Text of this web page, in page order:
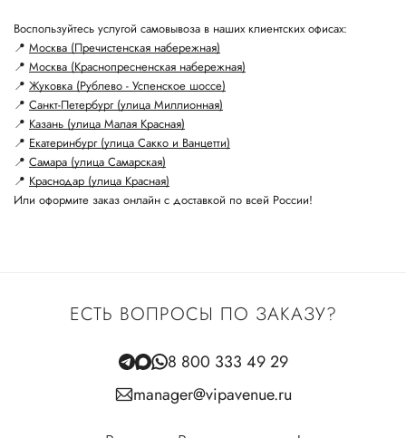
Воспользуйтесь услугой самовывоза в наших клиентских офисах:
📍 Москва (Пречистенская набережная)
📍 Москва (Краснопресненская набережная)
📍 Жуковка (Рублево - Успенское шоссе)
📍 Санкт-Петербург (улица Миллионная)
📍 Казань (улица Малая Красная)
📍 Екатеринбург (улица Сакко и Ванцетти)
📍 Самара (улица Самарская)
📍 Краснодар (улица Красная)
Или оформите заказ онлайн с доставкой по всей России!
ЕСТЬ ВОПРОСЫ ПО ЗАКАЗУ?
8 800 333 49 29
manager@vipavenue.ru